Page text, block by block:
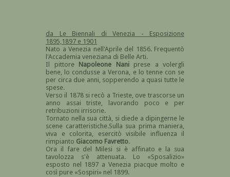
da Le Biennali di Venezia - Esposizione
1895,1897 e 1901
Nato a Venezia nell'Aprile del 1856. Frequentò
l'Accademia veneziana di Belle Arti.
Il pittore Napoleone Naniprese a volergli
bene, lo condusse a Verona, e lo tenne con se
per circa due anni, sopperendo a quasi tutte le
spese.
Verso il 1878 si recò a Trieste, ove trascorse un
anno assai triste, lavorando poco e per
retribuzioni irrisorie.
Tornato nella sua città, si diede a dipingerne le
scene caratteristiche.Sulla sua prima maniera,
viva e colorita, esercitò visibile influenza il
rimpianto Giacomo Favretto.
Ora il fare del Milesi si è affinato e la sua
tavolozza s'è attenuata. Lo «Sposalizio»
esposto nel 1897 a Venezia piacque molto e
così pure «Sospiri» nel 1899.